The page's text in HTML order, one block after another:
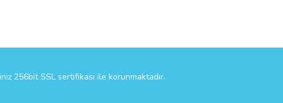
256bit SSL sertifikası ile korunmaktadır.